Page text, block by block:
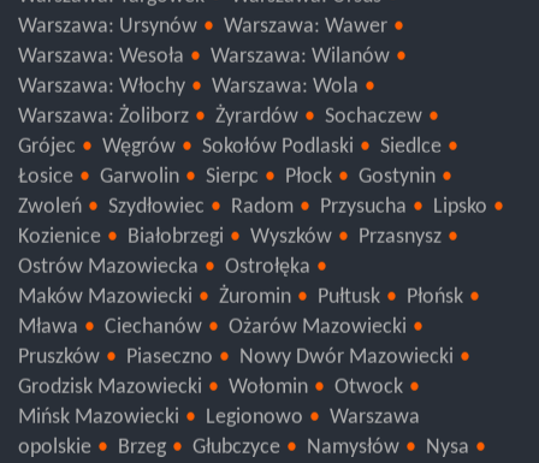
Warszawa: Targówek
Warszawa: Ursus
Warszawa: Ursynów
Warszawa: Wawer
Warszawa: Wesoła
Warszawa: Wilanów
Warszawa: Włochy
Warszawa: Wola
Warszawa: Żoliborz
Żyrardów
Sochaczew
Grójec
Węgrów Sokołów Podlaski
Siedlce
Łosice
Garwolin Sierpc Płock
Gostynin
Zwoleń
Szydłowiec Radom Przysucha
Lipsko
Kozienice
Białobrzegi Wyszków
Ostrów Mazowiecka
Ostrołęka
Maków Mazowiecki
Żuromin Pułtusk
Płońsk
Mława
Ciechanów
Ożarów Mazowiecki
Pruszków
Piaseczno
Nowy Dwór Mazowiecki
Grodzisk Mazowiecki
Wołomin
Otwock
Mińsk Mazowiecki
Legionowo
Warszawa